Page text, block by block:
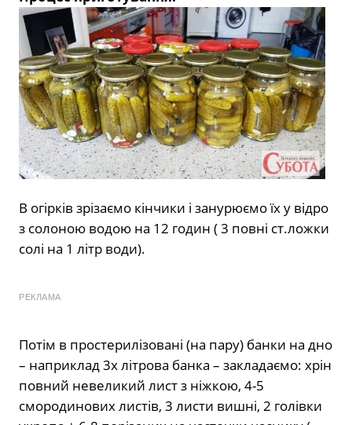
В огірків зрізаємо кінчики і занурюємо їх у відро
з солоною водою на 12 годин ( 3 повні ст.ложки
солі на 1 літр води).
РЕКЛАМА
Потім в простерилізовані (на пару) банки на дно
– наприклад 3х літрова банка – закладаємо: хрін
повний невеликий лист з ніжкою, 4-5
смородинових листів, 3 листи вишні, 2 голівки